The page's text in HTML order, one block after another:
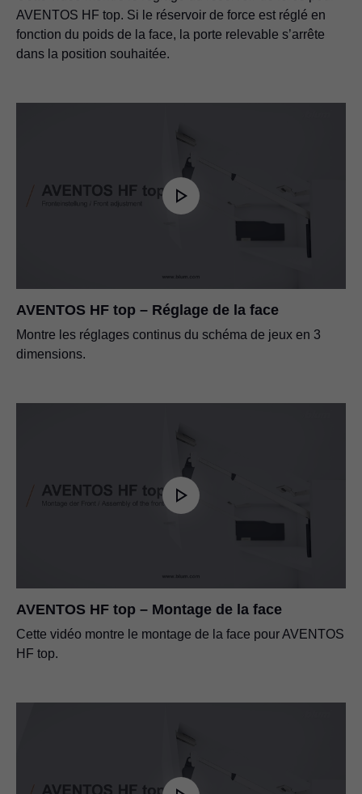
AVENTOS HF top. Si le réservoir de force est réglé en
fonction du poids de la face, la porte relevable s’arrête
dans la position souhaitée.
AVENTOS HF top – Réglage de la face
Montre les réglages continus du schéma de jeux en 3
dimensions.
AVENTOS HF top – Montage de la face
Cette vidéo montre le montage de la face pour AVENTOS
HF top.